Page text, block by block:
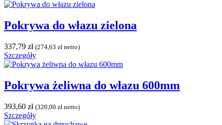
Pokrywa do włazu zielona
337,79 zł (274,63 zł netto)
Szczegóły
Pokrywa żeliwna do włazu 600mm
393,60 zł (320,00 zł netto)
Szczegóły